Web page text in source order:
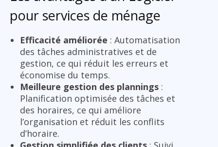
pour services de ménage
Efficacité améliorée : Automatisation
des tâches administratives et de
gestion, ce qui réduit les erreurs et
économise du temps.
Meilleure gestion des plannings :
Planification optimisée des tâches et
des horaires, ce qui améliore
l’organisation et réduit les conflits
d’horaire.